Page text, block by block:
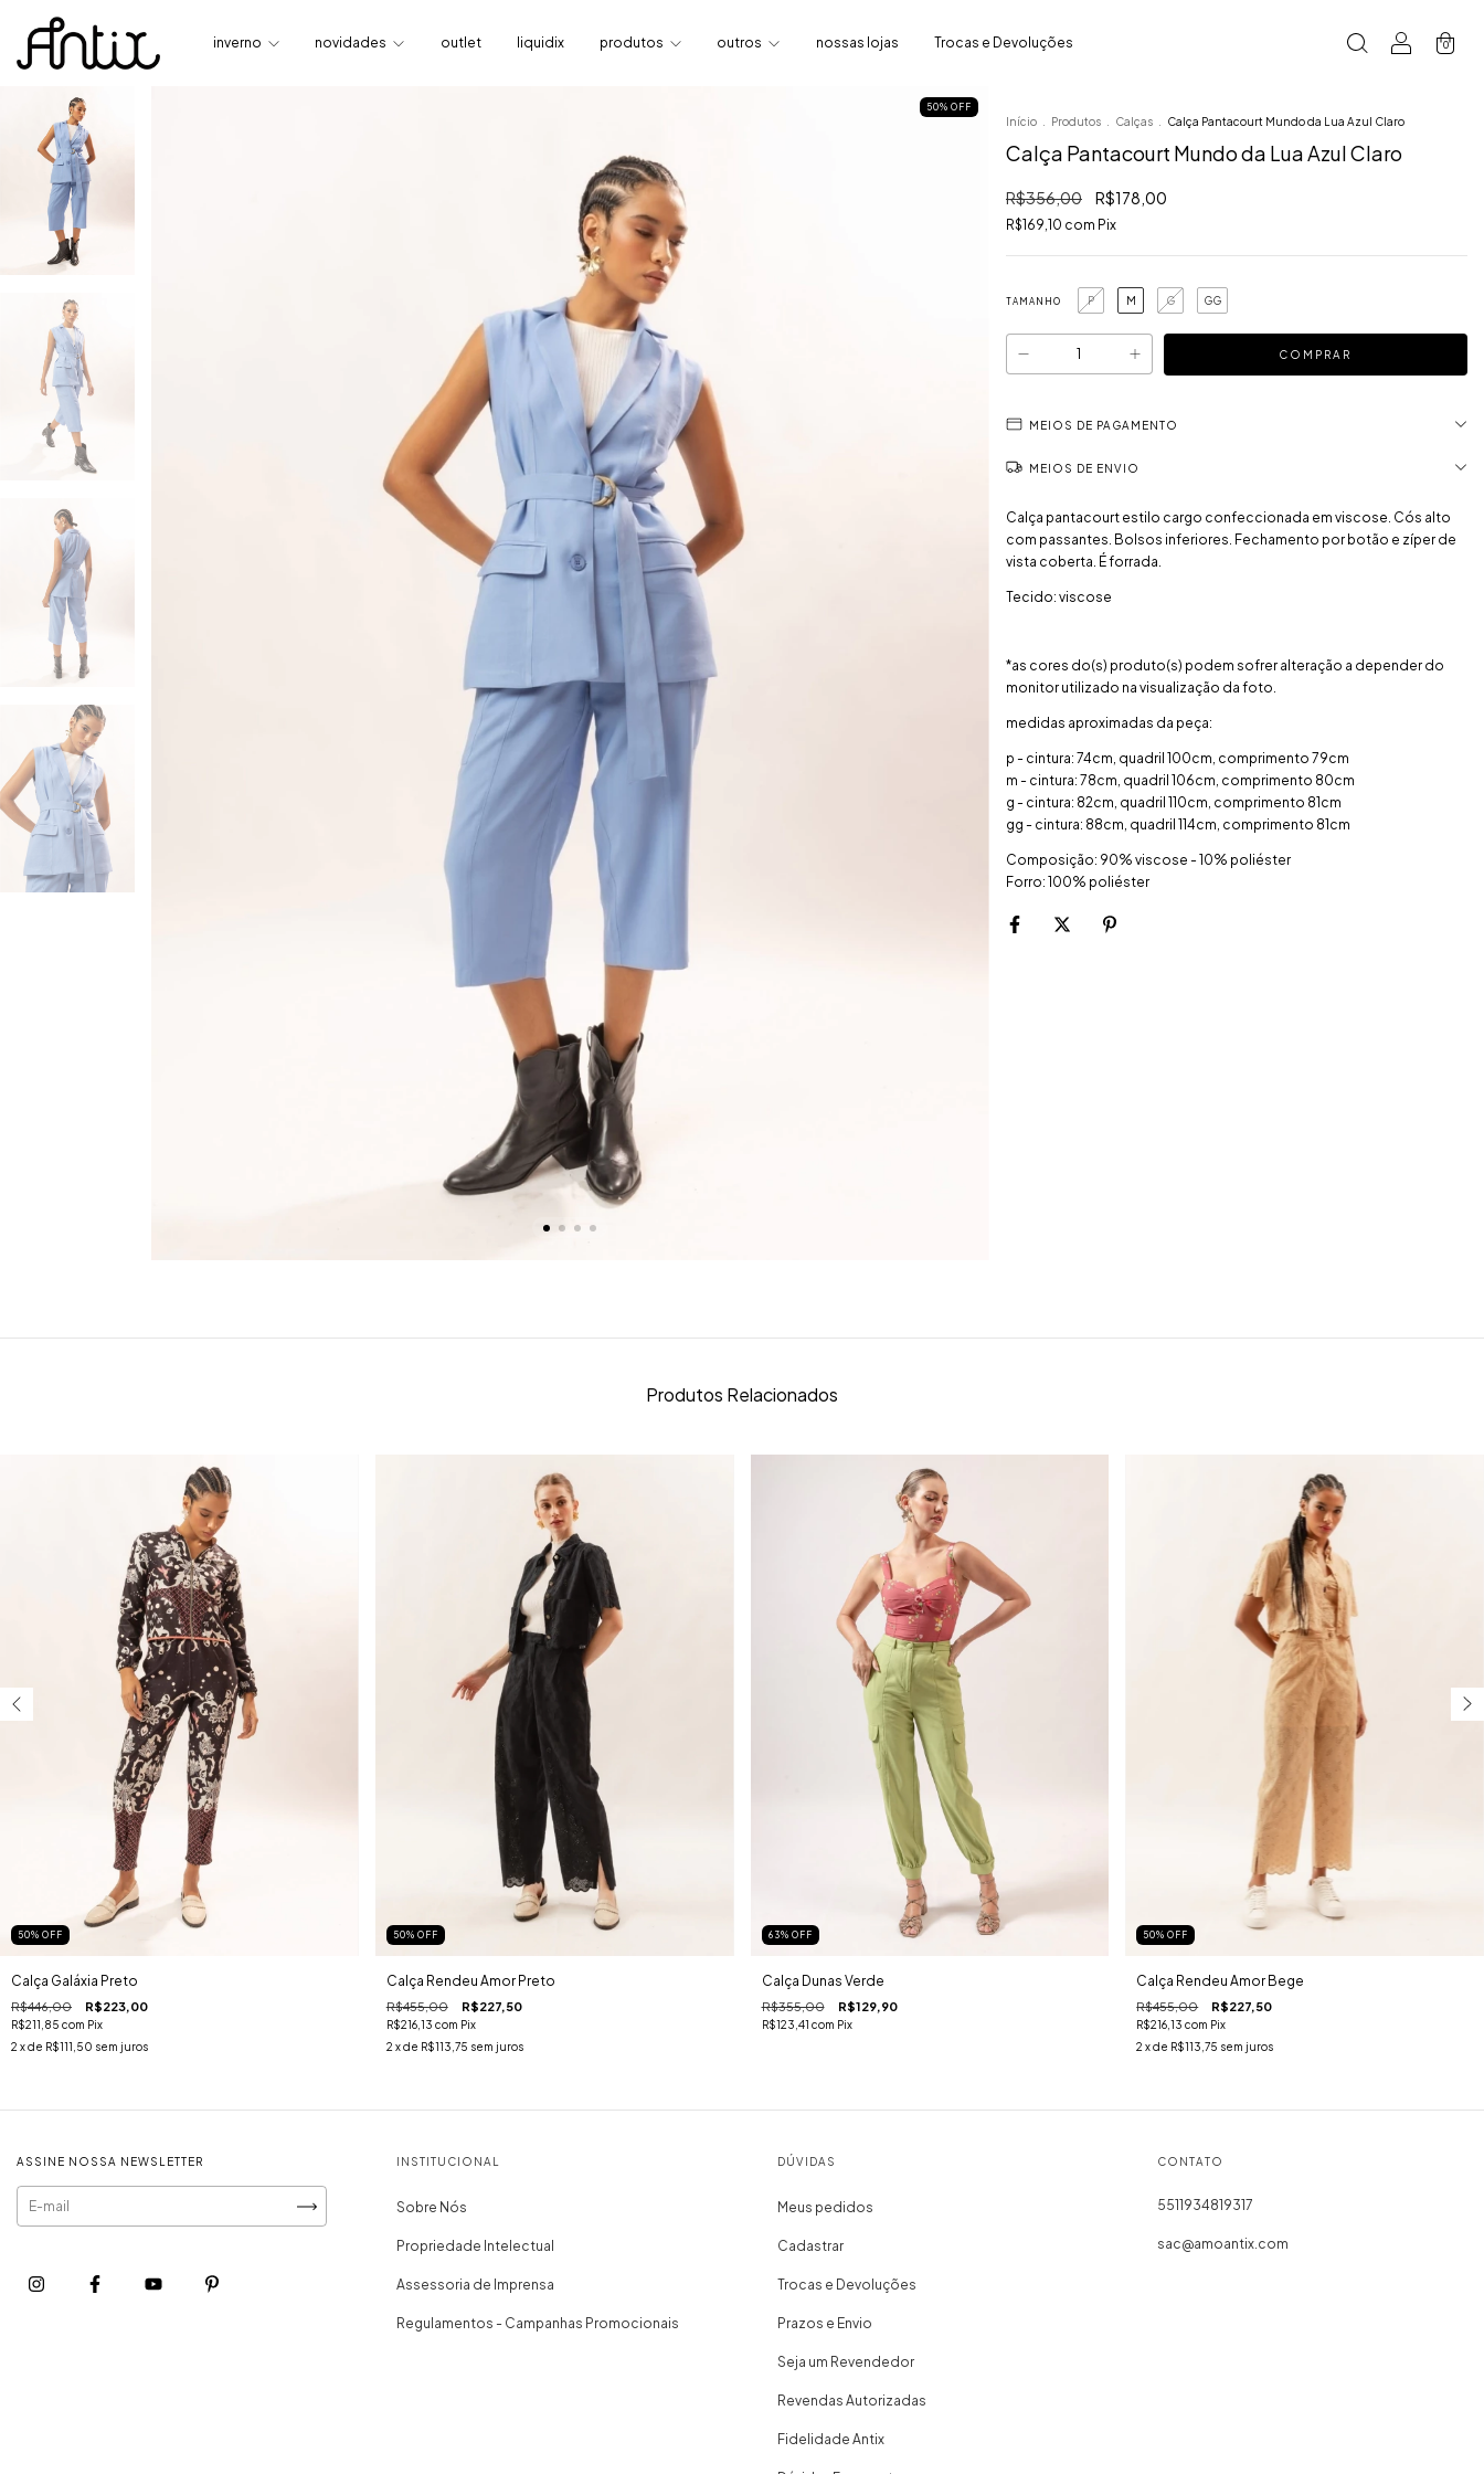
inverno novidades outlet liquidix produtos outros nossas lojas Trocas e Devoluções 0
50% OFF
Início Produtos Calças Calça Pantacourt Mundo da Lua Azul Claro
Calça Pantacourt Mundo da Lua Azul Claro
R$356,00 R$178,00
R$169,10 com Pix
TAMANHO P M G GG
MEIOS DE PAGAMENTO
MEIOS DE ENVIO
Calça pantacourt estilo cargo confeccionada em viscose. Cós alto
com passantes. Bolsos inferiores. Fechamento por botão e zíper de
vista coberta. É forrada.
Tecido: viscose
*as cores do(s) produto(s) podem sofrer alteração a depender do
monitor utilizado na visualização da foto.
medidas aproximadas da peça:
p - cintura: 74cm, quadril 100cm, comprimento 79cm
m - cintura: 78cm, quadril 106cm, comprimento 80cm
g - cintura: 82cm, quadril 110cm, comprimento 81cm
gg - cintura: 88cm, quadril 114cm, comprimento 81cm
Composição: 90% viscose - 10% poliéster
Forro: 100% poliéster
Produtos Relacionados
50% OFF
Calça Galáxia Preto
R$446,00 R$223,00
R$211,85 com Pix
2 x de R$111,50 sem juros
50% OFF
Calça Rendeu Amor Preto
R$455,00 R$227,50
R$216,13 com Pix
2 x de R$113,75 sem juros
63% OFF
Calça Dunas Verde
R$355,00 R$129,90
R$123,41 com Pix
50%OFF
Calça Rendeu Amor Bege
R$455,00 R$227,50
R$216,13com Pix
2 x de R$113,75 sem juros
ASSINE NOSSA NEWSLETTER INSTITUCIONAL
Sobre Nós
Propriedade Intelectual
Assessoria de Imprensa
Regulamentos - Campanhas Promocionais
DÚVIDAS
Meus pedidos
Cadastrar
Trocas e Devoluções
Prazos e Envio
Seja um Revendedor
Revendas Autorizadas
Fidelidade Antix
CONTATO
5511934819317
sac@amoantix.com